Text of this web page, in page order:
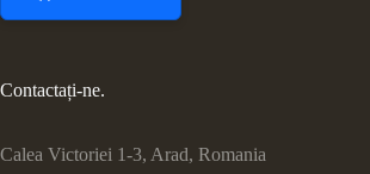
Contactați-ne.
Calea Victoriei 1-3, Arad, Romania